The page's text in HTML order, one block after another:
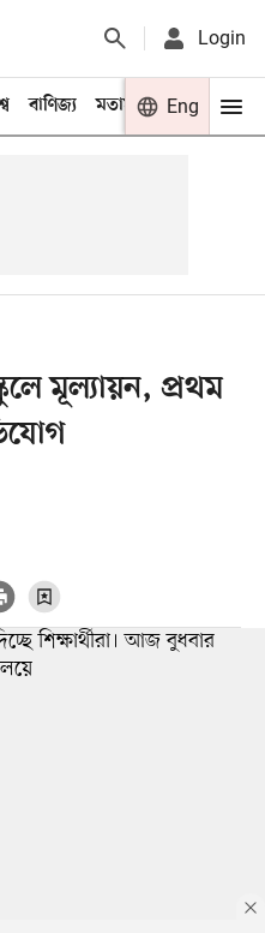
Login
বাণিজ্য মতামত খেলা
Eng
মূল্যায়ন, প্রথম